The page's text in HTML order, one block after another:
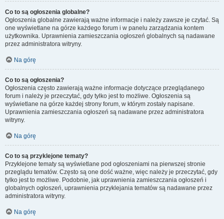
Co to są ogłoszenia globalne?
Ogłoszenia globalne zawierają ważne informacje i należy zawsze je czytać. Są
one wyświetlane na górze każdego forum i w panelu zarządzania kontem
użytkownika. Uprawnienia zamieszczania ogłoszeń globalnych są nadawane
przez administratora witryny.
Na górę
Co to są ogłoszenia?
Ogłoszenia często zawierają ważne informacje dotyczące przeglądanego
forum i należy je przeczytać, gdy tylko jest to możliwe. Ogłoszenia są
wyświetlane na górze każdej strony forum, w którym zostały napisane.
Uprawnienia zamieszczania ogłoszeń są nadawane przez administratora
witryny.
Na górę
Co to są przyklejone tematy?
Przyklejone tematy są wyświetlane pod ogłoszeniami na pierwszej stronie
przeglądu tematów. Często są one dość ważne, więc należy je przeczytać, gdy
tylko jest to możliwe. Podobnie, jak uprawnienia zamieszczania ogłoszeń i
globalnych ogłoszeń, uprawnienia przyklejania tematów są nadawane przez
administratora witryny.
Na górę